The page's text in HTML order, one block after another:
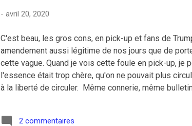
- avril 20, 2020
C'est beau, les gros cons, en pick-up et fans de
amendement aussi légitime de nos jours que de
cette vague. Quand je vois cette foule en pick-up, je
l'essence était trop chère, qu'on ne pouvait plus
à la liberté de circuler. Même connerie, même
2 commentaires